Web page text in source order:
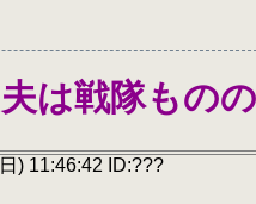
は戦隊もの
) 11:46:42 ID:???